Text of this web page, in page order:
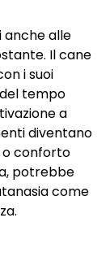
anche alle
Il cane
i suoi
tempo
a
diventano
o conforto
potrebbe
come